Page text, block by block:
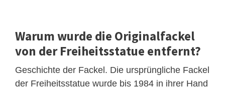
Warum wurde die Originalfackel
von der Freiheitsstatue entfernt?
Geschichte der Fackel. Die ursprüngliche Fackel
der Freiheitsstatue wurde bis 1984 in ihrer Hand